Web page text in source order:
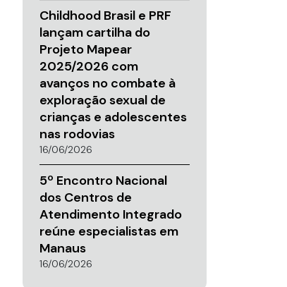
Childhood Brasil e PRF
lançam cartilha do
Projeto Mapear
2025/2026 com
avanços no combate à
exploração sexual de
crianças e adolescentes
nas rodovias
16/06/2026
5º Encontro Nacional
dos Centros de
Atendimento Integrado
reúne especialistas em
Manaus
16/06/2026